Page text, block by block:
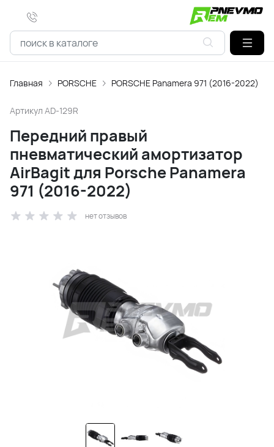
Главная PORSCHE PORSCHE Panamera 971 (2016-2022)
Артикул AD-129R
Передний правый
пневматический амортизатор
AirBagit для Porsche Panamera
971 (2016-2022)
нет отзывов